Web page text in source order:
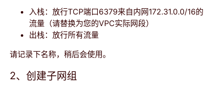
入栈：放行TCP端口6379来自内网172.31.0.0/16的
流量（请替换为您的VPC实际网段）
出栈：放行所有流量
请记录下名称，稍后会使用。
2、创建子网组